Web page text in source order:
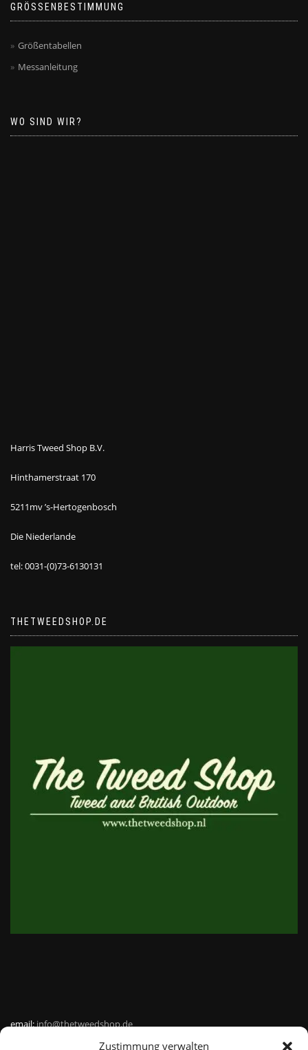
Zustimmung verwalten
GRÖSSENBESTIMMUNG
Größentabellen
Messanleitung
WO SIND WIR?
Harris Tweed Shop B.V.
Hinthamerstraat 170
5211mv ’s-Hertogenbosch
Die Niederlande
tel: 0031-(0)73-6130131
THETWEEDSHOP.DE
email:info@thetweedshop.de